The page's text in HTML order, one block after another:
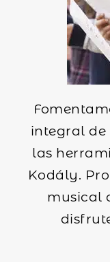
integral de
las
Kodály.
musical